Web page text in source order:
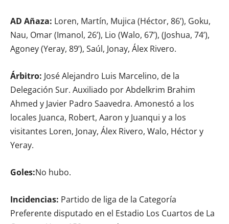
AD Añaza: Loren, Martín, Mujica (Héctor, 86’), Goku,
Nau, Omar (Imanol, 26’), Lio (Walo, 67’), (Joshua, 74’),
Agoney (Yeray, 89’), Saúl, Jonay, Álex Rivero.
Árbitro: José Alejandro Luis Marcelino, de la
Delegación Sur. Auxiliado por Abdelkrim Brahim
Ahmed y Javier Padro Saavedra. Amonestó a los
locales Juanca, Robert, Aaron y Juanqui y a los
visitantes Loren, Jonay, Álex Rivero, Walo, Héctor y
Yeray.
Goles:No hubo.
Incidencias: Partido de liga de la Categoría
Preferente disputado en el Estadio Los Cuartos de La